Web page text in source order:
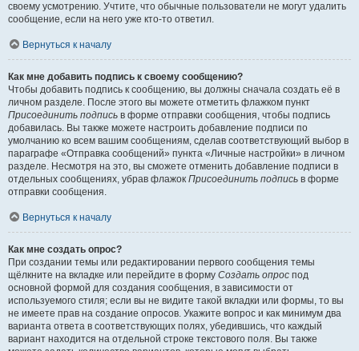
своему усмотрению. Учтите, что обычные пользователи не могут удалить
сообщение, если на него уже кто-то ответил.
Вернуться к началу
Как мне добавить подпись к своему сообщению?
Чтобы добавить подпись к сообщению, вы должны сначала создать её в
личном разделе. После этого вы можете отметить флажком пункт
Присоединить подпись в форме отправки сообщения, чтобы подпись
добавилась. Вы также можете настроить добавление подписи по
умолчанию ко всем вашим сообщениям, сделав соответствующий выбор в
параграфе «Отправка сообщений» пункта «Личные настройки» в личном
разделе. Несмотря на это, вы сможете отменить добавление подписи в
отдельных сообщениях, убрав флажок Присоединить подпись в форме
отправки сообщения.
Вернуться к началу
Как мне создать опрос?
При создании темы или редактировании первого сообщения темы
щёлкните на вкладке или перейдите в форму Создать опрос под
основной формой для создания сообщения, в зависимости от
используемого стиля; если вы не видите такой вкладки или формы, то вы
не имеете прав на создание опросов. Укажите вопрос и как минимум два
варианта ответа в соответствующих полях, убедившись, что каждый
вариант находится на отдельной строке текстового поля. Вы также